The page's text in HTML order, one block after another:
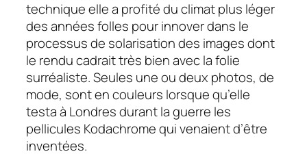
technique elle a profité du climat plus léger
des années folles pour innover dans le
processus de solarisation des images dont
le rendu cadrait très bien avec la folie
surréaliste. Seules une ou deux photos, de
mode, sont en couleurs lorsque qu’elle
testa à Londres durant la guerre les
pellicules Kodachrome qui venaient d’être
inventées.